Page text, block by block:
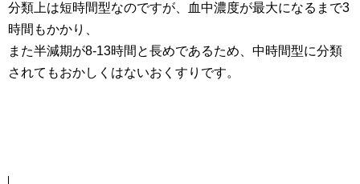
分類上は短時間型なのですが、血中濃度が最大になるまで3
時間もかかり、
また半減期が8-13時間と長めであるため、中時間型に分類
されてもおかしくはないおくすりです。